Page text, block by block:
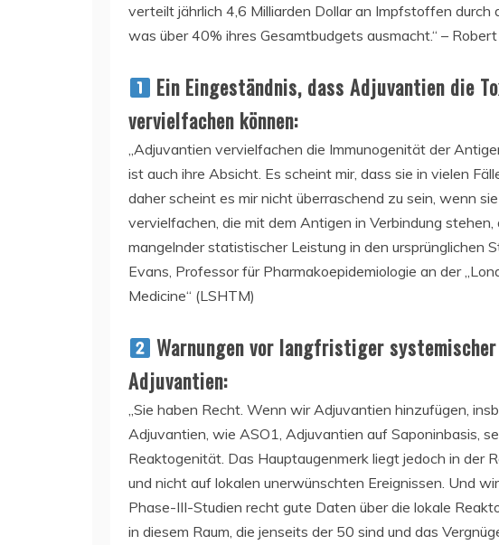
verteilt jährlich 4,6 Milliarden Dollar an Impfstoffen durch
was über 40% ihres Gesamtbudgets ausmacht.“ – Robert
Ein Eingeständnis, dass Adjuvantien die
vervielfachen können:
„Adjuvantien vervielfachen die Immunogenität der
ist auch ihre Absicht. Es scheint mir, dass sie in vielen
daher scheint es mir nicht überraschend zu sein, wenn
vervielfachen, die mit dem Antigen in Verbindung
mangelnder statistischer Leistung in den ursprünglichen
Evans, Professor für Pharmakoepidemiologie an der
Medicine“ (LSHTM)
Warnungen vor langfristiger
Adjuvantien:
„Sie haben Recht. Wenn wir Adjuvantien hinzufügen,
Adjuvantien, wie ASO1, Adjuvantien auf Saponinbasis,
Reaktogenität. Das Hauptaugenmerk liegt jedoch in der
und nicht auf lokalen unerwünschten Ereignissen. Und
Phase-III-Studien recht gute Daten über die lokale
in diesem Raum, die jenseits der 50 sind und das